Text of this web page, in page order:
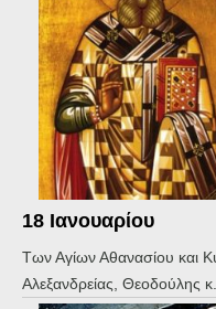
18 Ιανουαρίου
Των Αγίων Αθανασίου και
Αλεξανδρείας, Θεοδούλης